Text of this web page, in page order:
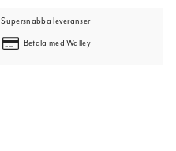
Supersnabba leveranser
Betala med Walley